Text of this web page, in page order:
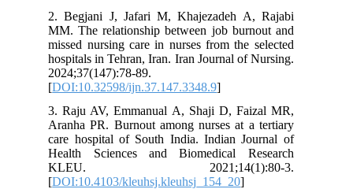
2. Begjani J, Jafari M, Khajezadeh A, Rajabi
MM. The relationship between job burnout and
missed nursing care in nurses from the selected
hospitals in Tehran, Iran. Iran Journal of Nursing.
2024;37(147):78-89.
[DOI:10.32598/ijn.37.147.3348.9
3. Raju AV, Emmanual A, Shaji D, Faizal MR,
Aranha PR. Burnout among nurses at a tertiary
care hospital of South India. Indian Journal of
Health Sciences and Biomedical Research
KLEU. 2021;14(1):80-3.
[DOI:10.4103/kleuhsj.kleuhsj_154_20